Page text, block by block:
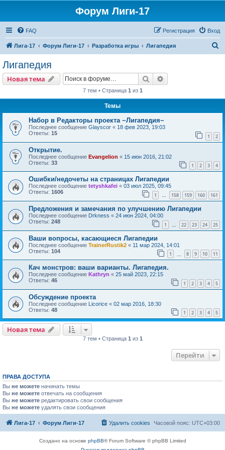
Форум Лиги-17
FAQ Вход
Регистрация
Лига-17 Форум Лиги-17 Разработка игры Лигапедия
Лигапедия
Новая тема Поиск
7 тем • Страница 1 из 1
Темы
Набор в Редакторы проекта ~Лигапедия~
Последнее сообщение Glayscor « 18 фев 2023, 19:03
Ответы: 15 1 2
Открытие.
Последнее сообщение Evangelion « 15 июн 2016, 21:02
Ответы: 33 1 2 3 4
Ошибки/недочеты на страницах Лигапедии
Последнее сообщение tetyshkafei « 03 июл 2025, 09:45
Ответы: 1606 1 … 158 159 160 161
Предложения и замечания по улучшению Лигапедии
Последнее сообщение Drkness « 24 июн 2024, 04:00
Ответы: 248 1 … 22 23 24 25
Ваши вопросы, касающиеся Лигапедии
Последнее сообщение TrainerRustik2 « 11 мар 2024, 14:01
Ответы: 104 1 8 9 10 11
Кач монстров: ваши варианты. Лигапедия.
Последнее сообщение Kathryn « 25 май 2023, 22:15
Ответы: 46 1 2 3 4 5
Обсуждение проекта
Последнее сообщение Licorice « 02 мар 2016, 18:30
Ответы: 48 1 2 3 4 5
Новая тема
7 тем • Страница 1из 1
Перейти
ПРАВА ДОСТУПА
Вы не можете начинать темы
Вы не можете отвечать на сообщения
Вы не можете редактировать свои сообщения
Вы не можете удалять свои сообщения
Лига-17 Форум Лиги-17 Часовой пояс: UTC+03:00
Удалить cookies
Создано на основе phpBB® Forum Software © phpBB Limited